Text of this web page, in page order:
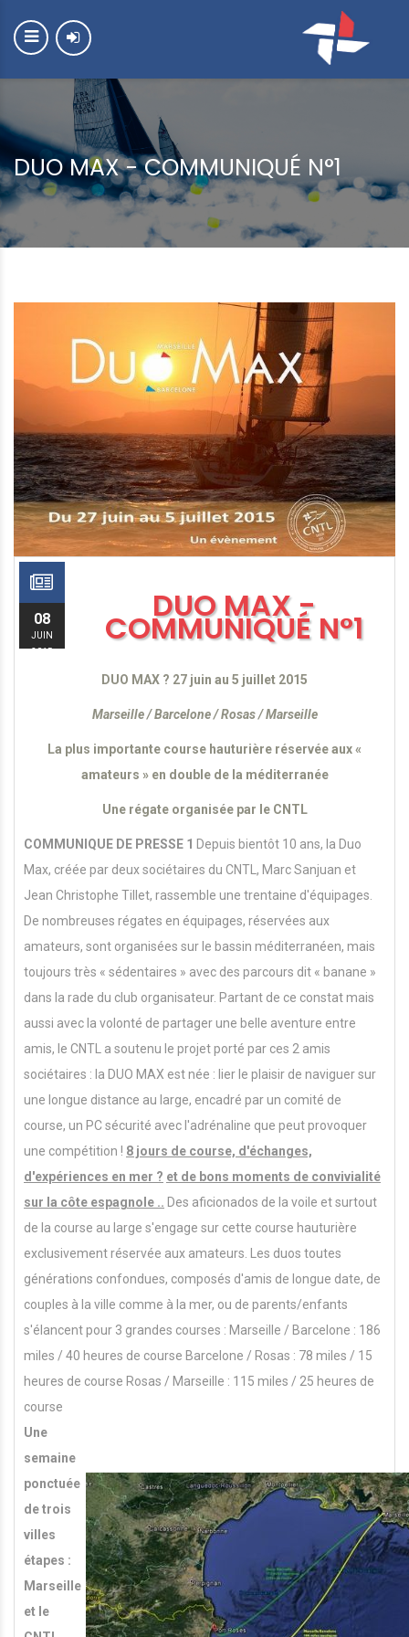
DUO MAX - COMMUNIQUÉ N°1
08
JUIN
2015
DUO MAX -
COMMUNIQUÉ N°1
DUO MAX ? 27 juin au 5 juillet 2015
Marseille / Barcelone / Rosas / Marseille
La plus importante course hauturière réservée aux «
amateurs » en double de la méditerranée
Une régate organisée par le CNTL
COMMUNIQUE DE PRESSE 1 Depuis bientôt 10 ans, la Duo
Max, créée par deux sociétaires du CNTL, Marc Sanjuan et
Jean Christophe Tillet, rassemble une trentaine d'équipages.
De nombreuses régates en équipages, réservées aux
amateurs, sont organisées sur le bassin méditerranéen, mais
toujours très « sédentaires » avec des parcours dit « banane »
dans la rade du club organisateur. Partant de ce constat mais
aussi avec la volonté de partager une belle aventure entre
amis, le CNTL a soutenu le projet porté par ces 2 amis
sociétaires : la DUO MAX est née : lier le plaisir de naviguer sur
une longue distance au large, encadré par un comité de
course, un PC sécurité avec l'adrénaline que peut provoquer
une compétition ! 8 jours de course, d'échanges,
d'expériences en mer ? et de bons moments de convivialité
sur la côte espagnole .. Des aficionados de la voile et surtout
de la course au large s'engage sur cette course hauturière
exclusivement réservée aux amateurs. Les duos toutes
générations confondues, composés d'amis de longue date, de
couples à la ville comme à la mer, ou de parents/enfants
s'élancent pour 3 grandes courses : Marseille / Barcelone : 186
miles / 40 heures de course Barcelone / Rosas : 78 miles / 15
heures de course Rosas / Marseille : 115 miles / 25 heures de
course
Une
semaine
ponctuée
de trois
villes
étapes :
Marseille
et le